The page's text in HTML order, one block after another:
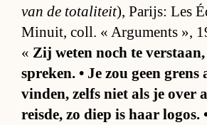
van de to­ta­li­teit), Pa­rijs: Les
Mi­nuit, coll. « Ar­gu­ments »,
« Zij we­ten noch te
spre­ken. • Je zou geen grens
vin­den, zelfs niet als je over
reis­de, zo diep is haar